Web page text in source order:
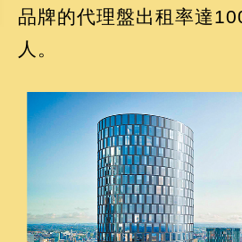
品牌的代理盤出租率達
人。